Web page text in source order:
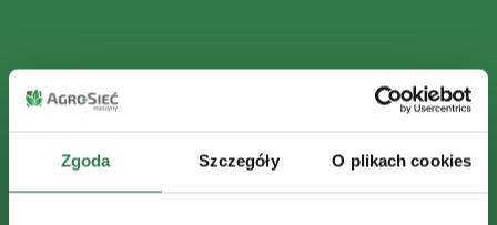
Zgoda Szczegóły O plikach cookies